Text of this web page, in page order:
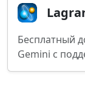
Бесплатный
Gemini с